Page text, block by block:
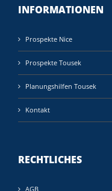
INFORMATIONEN
Prospekte Nice
Prospekte Tousek
Planungshilfen Tousek
Kontakt
RECHTLICHES
AGB